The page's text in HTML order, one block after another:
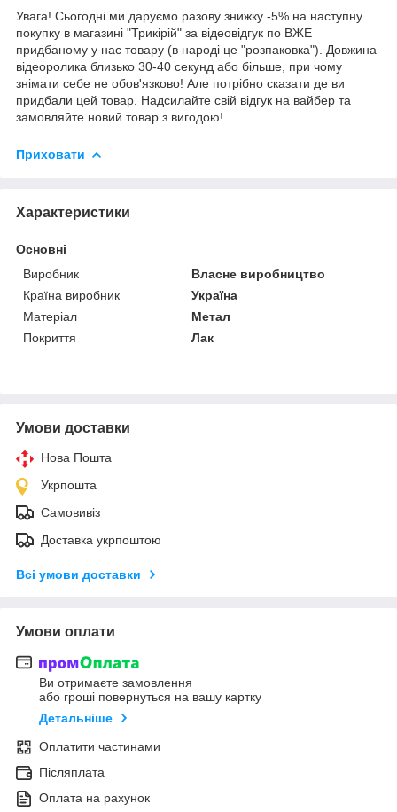
Увага! Сьогодні ми даруємо разову знижку -5% на наступну
покупку в магазині "Трикірій" за відеовідгук по ВЖЕ
придбаному у нас товару (в народі це "розпаковка"). Довжина
відеоролика близько 30-40 секунд або більше, при чому
знімати себе не обов'язково! Але потрібно сказати де ви
придбали цей товар. Надсилайте свій відгук на вайбер та
замовляйте новий товар з вигодою!
Приховати
Характеристики
Основні
Виробник
Власне виробництво
Країна виробник
Україна
Матеріал
Метал
Покриття
Лак
Умови доставки
Нова Пошта
Укрпошта
Самовивіз
Доставка укрпоштою
Всі умови доставки
Умови оплати
Ви отримаєте замовлення
або гроші повернуться на вашу картку
Детальніше
Оплатити частинами
Післяплата
Оплата на рахунок